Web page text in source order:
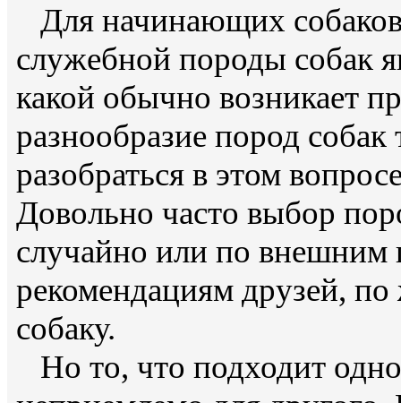
Для начинающих
служебной породы собак
какой обычно возникает
разнообразие пород собак
разобраться в этом
Довольно часто выбор
случайно или по внешним
рекомендациям друзей,
собаку.
Но то, что подходит